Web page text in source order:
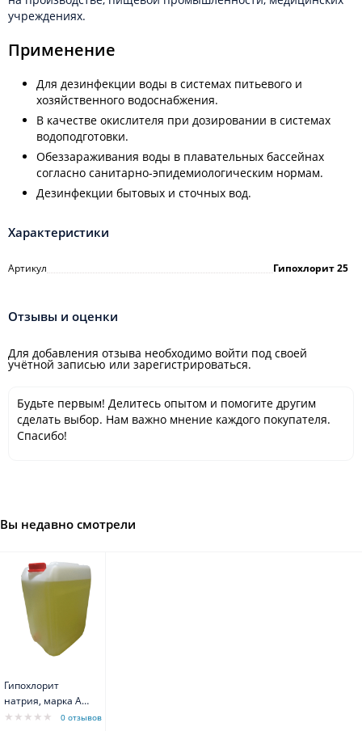
учреждениях.
Применение
Для дезинфекции воды в системах питьевого и
хозяйственного водоснабжения.
В качестве окислителя при дозировании в системах
водоподготовки.
Обеззараживания воды в плавательных бассейнах
согласно санитарно-эпидемиологическим нормам.
Дезинфекции бытовых и сточных вод.
Характеристики
Артикул Гипохлорит 25
Отзывы и оценки
Для добавления отзыва необходимо войти под своей
учётной записью или зарегистрироваться.
Будьте первым! Делитесь опытом и помогите другим
сделать выбор. Нам важно мнение каждого покупателя.
Спасибо!
Вы недавно смотрели
Гипохлорит
натрия, марка А
(канистра 25 кг)0 отзывов